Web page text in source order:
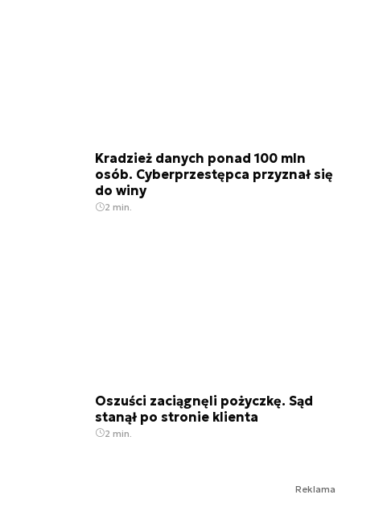
Kradzież danych ponad 100 mln
osób. Cyberprzestępca przyznał się
do winy
2 min.
Oszuści zaciągnęli pożyczkę. Sąd
stanął po stronie klienta
2 min.
Reklama